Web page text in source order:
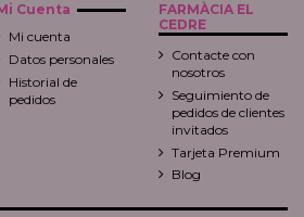
Cuenta
Mi cuenta
Datos personales
Historial de
pedidos
FARMÀCIA EL
CEDRE
Contacte con
nosotros
Seguimiento de
pedidos de clientes
invitados
Tarjeta Premium
Blog